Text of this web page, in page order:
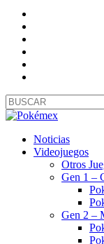
Noticias
Videojuegos
Otros
Gen 1 –
Gen 2 –